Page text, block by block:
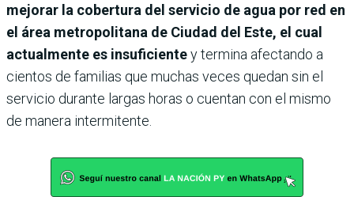
mejorar la cobertura del servicio de agua por red en
el área metropolitana de Ciudad del Este, el cual
actualmente es insuficientey termina afectando a
cientos de familias que muchas veces quedan sin el
servicio durante largas horas o cuentan con el mismo
de manera intermitente.